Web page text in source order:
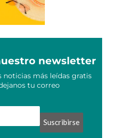
newsletter
noticias más leídas gratis
tu correo
Suscribirse